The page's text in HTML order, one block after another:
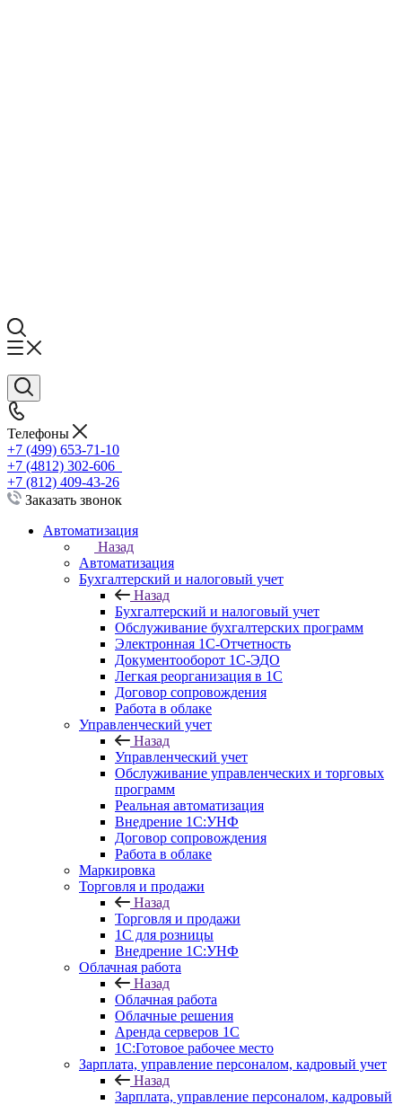
Телефоны
+7 (499) 653-71-10
+7 (4812) 302-606
+7 (812) 409-43-26
Заказать звонок
Автоматизация
Назад
Автоматизация
Бухгалтерский и налоговый учет
Назад
Бухгалтерский и налоговый учет
Обслуживание бухгалтерских программ
Электронная 1С-Отчетность
Документооборот 1С-ЭДО
Легкая реорганизация в 1С
Договор сопровождения
Работа в облаке
Управленческий учет
Назад
Управленческий учет
Обслуживание управленческих и торговых
программ
Реальная автоматизация
Внедрение 1С:УНФ
Договор сопровождения
Работа в облаке
Маркировка
Торговля и продажи
Назад
Торговля и продажи
1С для розницы
Внедрение 1С:УНФ
Облачная работа
Назад
Облачная работа
Облачные решения
Аренда серверов 1С
1C:Готовое рабочее место
Зарплата, управление персоналом, кадровый учет
Назад
Зарплата, управление персоналом, кадровый